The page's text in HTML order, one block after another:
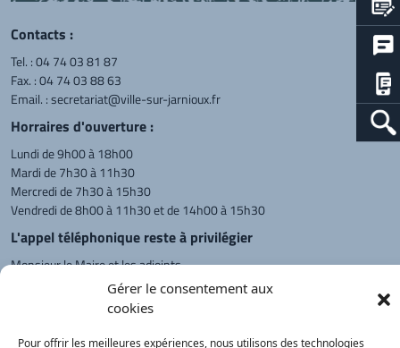
Gérer le consentement aux
cookies
Pour offrir les meilleures expériences, nous utilisons des technologies
Contacts :
Tel. :04 74 03 81 87
Fax. : 04 74 03 88 63
Email. :secretariat@ville-sur-jarnioux.fr
Horraires d'ouverture :
Lundi de 9h00 à 18h00
Mardi de 7h30 à 11h30
Mercredi de 7h30 à 15h30
Vendredi de 8h00 à 11h30 et de 14h00 à 15h30
L'appel téléphonique reste à privilégier
Monsieur le Maire et les adjoints
reçoivent sur rendez-vous.
Retour à l'accueil Actualités PanneauPocket Recherche